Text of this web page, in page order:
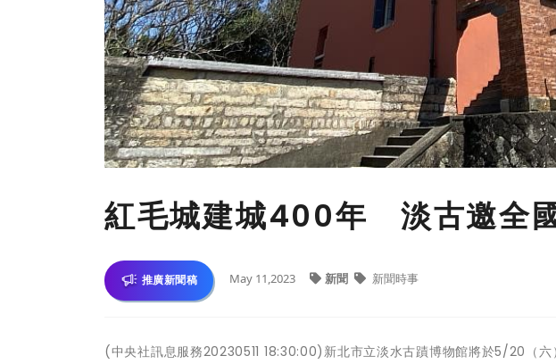
紅毛城建城400年 淡古邀全
推廣新聞稿 May 11,2023 新聞 新聞時事
(中央社訊息服務20230511 18:30:00)新北市立淡水古蹟博物館將於5/20（